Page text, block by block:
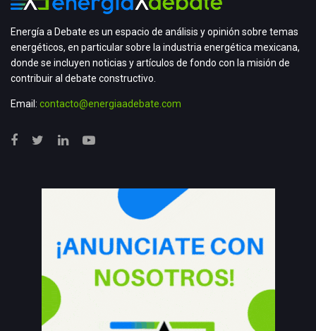
Energía a Debate es un espacio de análisis y opinión sobre temas
energéticos, en particular sobre la industria energética mexicana,
donde se incluyen noticias y artículos de fondo con la misión de
contribuir al debate constructivo.
Email: contacto@energiaadebate.com